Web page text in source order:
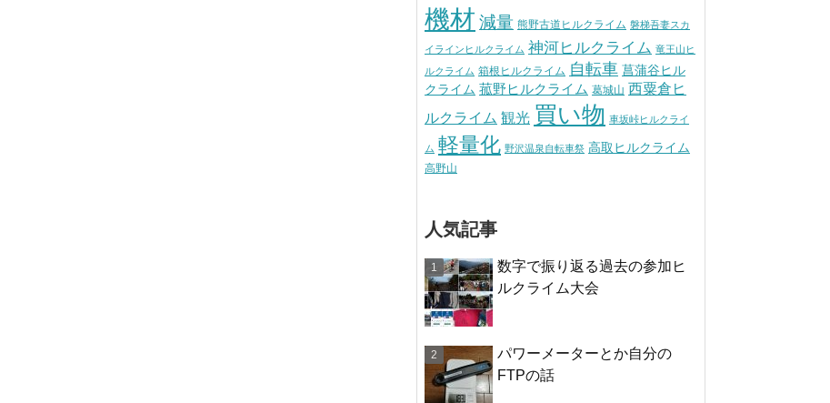
機材 減量 熊野古道ヒルクライム 磐梯吾妻スカ
イラインヒルクライム 神河ヒルクライム 竜王山ヒ
ルクライム 箱根ヒルクライム 自転車 菖蒲谷ヒル
クライム 菰野ヒルクライム 葛城山 西粟倉ヒ
ルクライム 観光 買い物 車坂峠ヒルクライ
ム 軽量化 野沢温泉自転車祭 高取ヒルクライム
高野山
人気記事
数字で振り返る過去の参加ヒ
ルクライム大会
パワーメーターとか自分の
FTPの話